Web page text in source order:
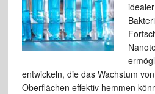
entwickeln, die das Wachstum
Oberflächen effektiv hemmen